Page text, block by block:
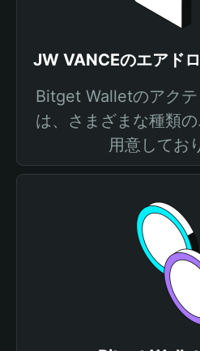
JW VANCEのエアド
Bitget Walletのアク
は、さまざまな種類
用意してお